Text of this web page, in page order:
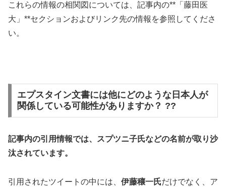
これらの情報の相関図については、記事内の**「藤田医
大」**セクションおよびリンク先の情報を参照してくださ
い。
エプスタイン文書には他にどのような日本人が
関係している可能性がありますか？ ??
記事内の引用情報では、スプツニ子氏などの名前が取り沙
汰されています。
引用されたツイートの中には、 伊藤穰一氏だけでなく、ア